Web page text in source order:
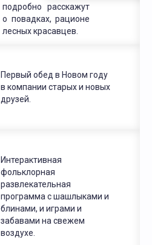
подробно расскажут
о повадках, рационе
лесных красавцев.
Первый обед в Новом году
в компании старых и новых
друзей.
Интерактивная
фольклорная
развлекательная
программа с шашлыками и
блинами, и играми и
забавами на свежем
воздухе.